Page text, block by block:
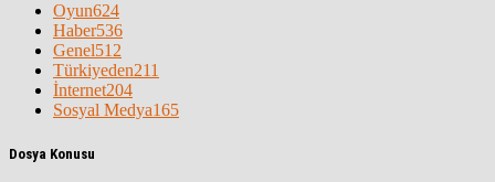
Oyun624
Haber536
Genel512
Türkiyeden211
İnternet204
Sosyal Medya165
Dosya Konusu